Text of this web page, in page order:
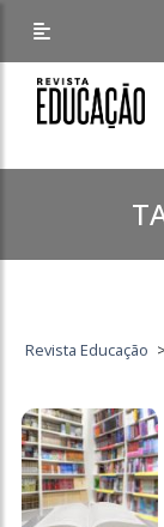
Revista Educação >